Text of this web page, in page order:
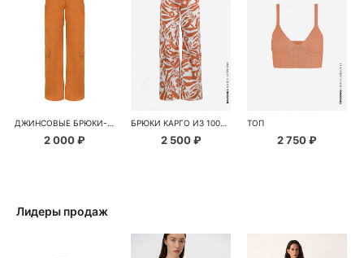
ДЖИНСОВЫЕ БРЮКИ-КАРГО
2 000 ₽
БРЮКИ КАРГО ИЗ 100% ЛЬНА
2 500 ₽
ТОП
2 750 ₽
Лидеры продаж